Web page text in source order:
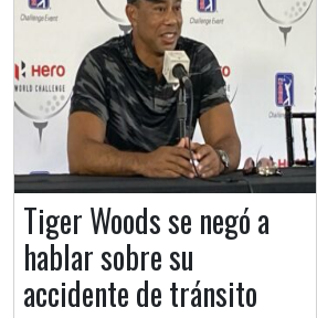
Tiger Woods se negó a
hablar sobre su
accidente de tránsito